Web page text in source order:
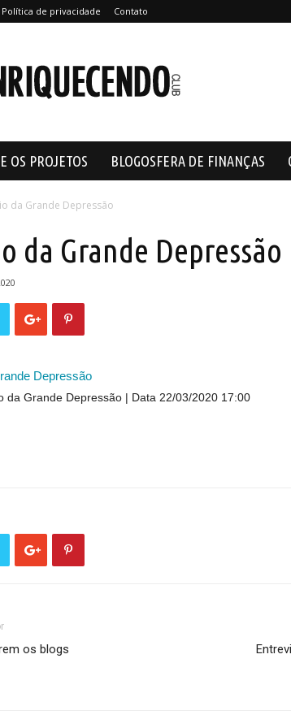
Política de privacidade Contato
OS PROJETOS BLOGOSFERA DE FINANÇAS
da Grande Depressão
da Grande Depressão
Depressão
da Grande Depressão Data 22/03/2020 17:00
os blogs